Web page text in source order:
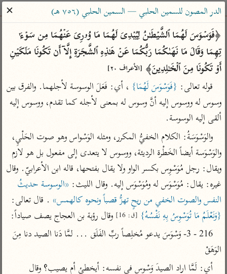
ساهم معنا في نشر القرآن والعلم الشرعي
الباحث القرآني
بحث تفسير علوم مصاحف معاجم
Type 2 or more characters for results.
Type 1 or more
characters for results.
أمّهات
تفسير الطبري
تفسير ابن كثير
تفسير القرطبي
تفسير البغوي
جمع الأقوال
تفسير ابن الجوزي
تفسير الماوردي
عامّة
فتح البيان للقنوجي
فتح القدير للشوكاني
تفسير ابن جزي
موسوعات
تفسير الآلوسي
الميسر
المختصر في
التفسير
تفسير السعدي
أيسر التفاسير
القرآن – تدبر وعمل
تفسير ابن عثيمين
الدر المصون للسمين الحلبي — السمين الحلبي (٧٥٦ هـ)
✕
﴿فَوَسۡوَسَ لَهُمَا ٱلشَّیۡطَـٰنُ لِیُبۡدِیَ لَهُمَا مَا وُۥرِیَ عَنۡهُمَا مِن سَوۡءَ ٰ⁠
أَوۡ تَكُونَا مِنَ ٱلۡخَـٰلِدِینَ﴾ [الأعراف ٢٠]
قوله تعالى: {فَوَسْوَسَ لَهُمَا}
ألقى إليه الوسوسة.
غيره: يقال: مُوَسْوَس له ومُوَسْوَس إليه. وقال الليث:
النفس والصوت الخفي من ريحٍ تهزُّ قصباً ونحوه كالهمس» . قال تعالى:
{وَنَعْلَمُ مَا تُوَسْوِسُ بِهِ نَفْسُهُ} [ق: 16]
وقال رؤبة بن العجاج يصف صياداً:
الوَهَقْ